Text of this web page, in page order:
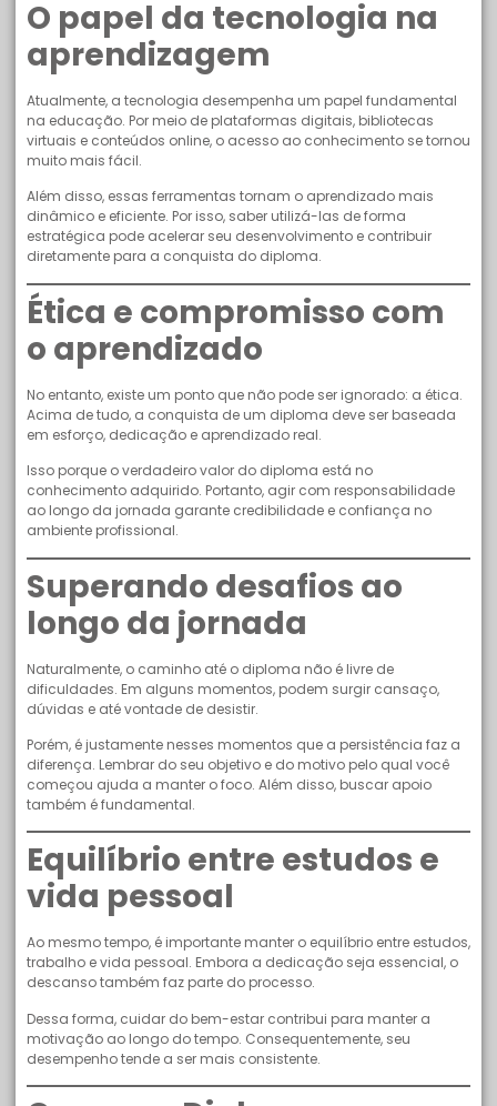
O papel da tecnologia na
aprendizagem
Atualmente, a tecnologia desempenha um papel fundamental
na educação. Por meio de plataformas digitais, bibliotecas
virtuais e conteúdos online, o acesso ao conhecimento se tornou
muito mais fácil.
Além disso, essas ferramentas tornam o aprendizado mais
dinâmico e eficiente. Por isso, saber utilizá-las de forma
estratégica pode acelerar seu desenvolvimento e contribuir
diretamente para a conquista do diploma.
Ética e compromisso com
o aprendizado
No entanto, existe um ponto que não pode ser ignorado: a ética.
Acima de tudo, a conquista de um diploma deve ser baseada
em esforço, dedicação e aprendizado real.
Isso porque o verdadeiro valor do diploma está no
conhecimento adquirido. Portanto, agir com responsabilidade
ao longo da jornada garante credibilidade e confiança no
ambiente profissional.
Superando desafios ao
longo da jornada
Naturalmente, o caminho até o diploma não é livre de
dificuldades. Em alguns momentos, podem surgir cansaço,
dúvidas e até vontade de desistir.
Porém, é justamente nesses momentos que a persistência faz a
diferença. Lembrar do seu objetivo e do motivo pelo qual você
começou ajuda a manter o foco. Além disso, buscar apoio
também é fundamental.
Equilíbrio entre estudos e
vida pessoal
Ao mesmo tempo, é importante manter o equilíbrio entre estudos,
trabalho e vida pessoal. Embora a dedicação seja essencial, o
descanso também faz parte do processo.
Dessa forma, cuidar do bem-estar contribui para manter a
motivação ao longo do tempo. Consequentemente, seu
desempenho tende a ser mais consistente.